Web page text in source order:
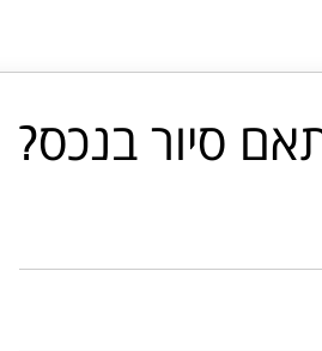
סיור בנכס?